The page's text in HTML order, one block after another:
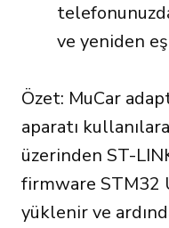
ve yeniden
Özet: MuCar
aparatı
üzerinden ST-
firmware STM32
yüklenir ve